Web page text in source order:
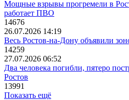
Мощные взрывы прогремели в
работает ПВО
14676
26.07.2026 14:19
Весь Ростов-на-Дону объявили
14259
27.07.2026 06:52
Два человека погибли, пятеро
Ростов
13991
Показать ещё